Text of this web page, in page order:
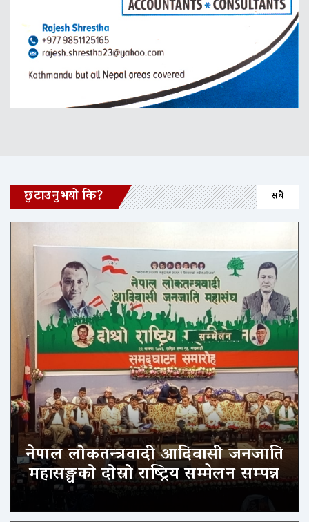
छुटाउनुभयो कि? सबै
नेपाल लोकतन्त्रवादी आदिवासी जनजाति
महासङ्घको दोस्रो राष्ट्रिय सम्मेलन सम्पन्न